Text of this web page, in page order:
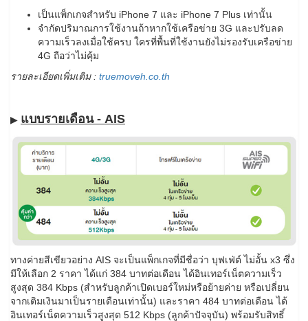
เป็นแพ็กเกจสำหรับ iPhone 7 และ iPhone 7 Plus เท่านั้น
จำกัดปริมาณการใช้งานถ้าหากใช้เครือข่าย 3G และปรับลด
ความเร็วลงเมื่อใช้ครบ ใครที่พื้นที่ใช้งานยังไม่รองรับเครือข่าย
4G ถือว่าไม่คุ้ม
รายละเอียดเพิ่มเติม : truemoveh.co.th
▶ แบบรายเดือน - AIS
ทางค่ายสีเขียวอย่าง AIS จะเป็นแพ็กเกจที่มีชื่อว่า บุฟเฟ่ต์ ไม่อั้น x3 ซึ่ง
มีให้เลือก 2 ราคา ได้แก่ 384 บาทต่อเดือน ได้อินเทอร์เน็ตความเร็ว
สูงสุด 384 Kbps (สำหรับลูกค้าเปิดเบอร์ใหม่หรือย้ายค่าย หรือเปลี่ยน
จากเติมเงินมาเป็นรายเดือนเท่านั้น) และราคา 484 บาทต่อเดือน ได้
อินเทอร์เน็ตความเร็วสูงสุด 512 Kbps (ลูกค้าปัจจุบัน) พร้อมรับสิทธิ์